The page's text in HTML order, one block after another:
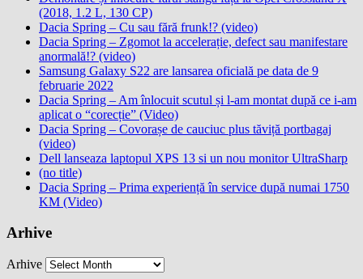
(2018, 1.2 L, 130 CP)
Dacia Spring – Cu sau fără frunk!? (video)
Dacia Spring – Zgomot la accelerație, defect sau manifestare
anormală!? (video)
Samsung Galaxy S22 are lansarea oficială pe data de 9
februarie 2022
Dacia Spring – Am înlocuit scutul și l-am montat după ce i-am
aplicat o “corecție” (Video)
Dacia Spring – Covorașe de cauciuc plus tăviță portbagaj
(video)
Dell lanseaza laptopul XPS 13 si un nou monitor UltraSharp
(no title)
Dacia Spring – Prima experiență în service după numai 1750
KM (Video)
Arhive
Arhive